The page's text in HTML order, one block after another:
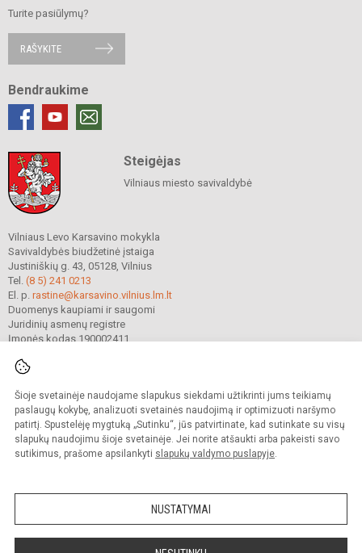
Šioje svetainėje naudojame slapukus siekdami užtikrinti jums teikiamų
paslaugų kokybę, analizuoti svetainės naudojimą ir optimizuoti naršymo
patirtį. Spustelėję mygtuką „Sutinku“, jūs patvirtinate, kad sutinkate su visų
slapukų naudojimu šioje svetainėje. Jei norite atšaukti arba pakeisti savo
sutikimus, prašome apsilankyti slapukų valdymo puslapyje.
NUSTATYMAI
Turite pasiūlymų?
RAŠYKITE
Bendraukime
Steigėjas
Vilniaus miesto savivaldybė
Vilniaus Levo Karsavino mokykla
Savivaldybės biudžetinė įstaiga
Justiniškių g. 43, 05128, Vilnius
Tel. (8 5) 241 0213
El. p. rastine@karsavino.vilnius.lm.lt
Duomenys kaupiami ir saugomi
Juridinių asmenų registre
Įmonės kodas 190002411
© 2022. Vilniaus Levo Karsavino mokykla. Visos teisės saugomos.
Kopijuoti turinį be raštiško gimnazijos sutikimo griežtai draudžiama.
Prieinamumo paraiška Slapukų valdymas
Sumanus būdas atnaujinti